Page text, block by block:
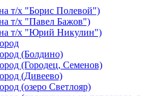
т/х "Борис Полевой")
т/х "Павел Бажов")
т/х "Юрий Никулин")
(Болдино)
(Городец, Семенов)
(Дивеево)
(озеро Светлояр)